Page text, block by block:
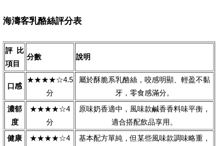
海濤客乳酪絲評分表
評比
項目
分數 說明
口感
★★★★☆4.5
分
屬於酥脆系乳酪絲，咬感明顯、輕盈不黏
牙，零食感滿分。
濃郁
度
★★★★☆4
分
原味奶香適中，風味款鹹香香料味平衡，
適合搭配飲品享用。
健康
★★★★☆4
基本配方單純，但某些風味款調味略重，